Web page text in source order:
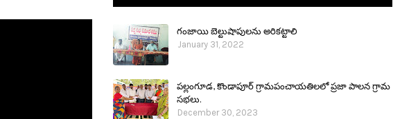
గంజాయి బెల్టుషాపులను అరికట్టాలి
January 31, 2022
పల్లంగూడ, కొండాపూర్ గ్రామపంచాయతిలలో ప్రజా పాలన గ్రామ
సభలు.
December 30, 2023